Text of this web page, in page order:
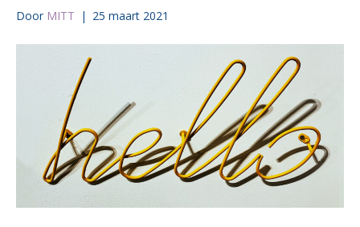
Door MITT | 25 maart 2021